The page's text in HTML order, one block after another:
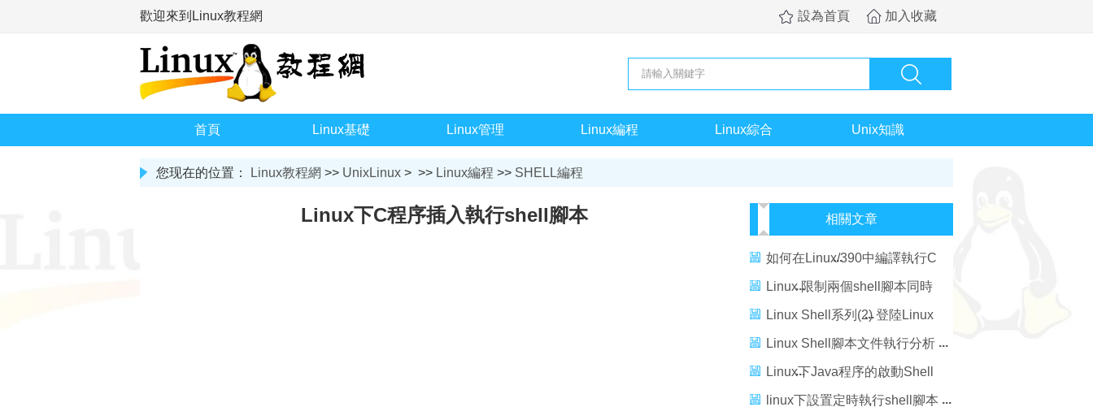
歡迎來到Linux教程網 設為首頁 加入收藏
首頁 Linux基礎 Linux管理 Linux編程 Linux綜合 Unix知識
您现在的位置： Linux教程網 >> UnixLinux > >> Linux編程 >> SHELL編程
Linux下C程序插入執行shell腳本 相關文章
如何在Linux/390中編譯執行C
和C++程序
Linux 限制兩個shell腳本同時
執行
Linux Shell系列(2) 登陸Linux
Shell的幾種方法
Linux Shell腳本文件執行分析
Linux下Java程序的啟動Shell
腳本
linux下設置定時執行shell腳本